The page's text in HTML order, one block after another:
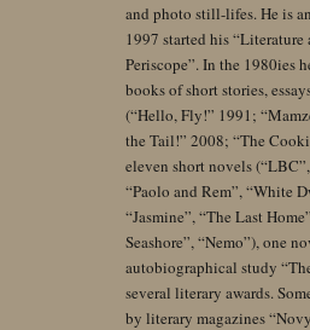
and photo still-lifes. He is
1997 started his
Periscope”. In the 1980ies
books of short stories,
(“Hello, Fly!” 1991;
the Tail!” 2008; “The
eleven short novels
“Paolo and Rem”, “White
“Jasmine”, “The Last
Seashore”, “Nemo”), one
autobiographical study
several literary awards.
by literary magazines